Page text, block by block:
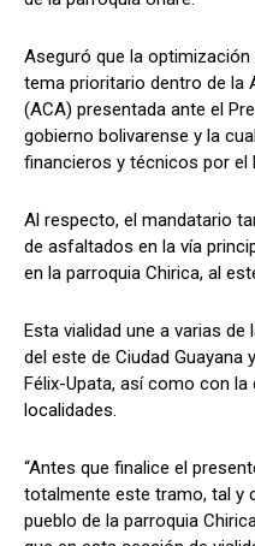
Aseguró que la
tema prioritario dentro de la
(ACA) presentada ante el
gobierno bolivarense y la
financieros y técnicos por el
Al respecto, el mandatario
de asfaltados en la vía
en la parroquia Chirica, al
Esta vialidad une a varias
del este de Ciudad Guayana
Félix-Upata, así como con
localidades.
“Antes que finalice el
totalmente este tramo, tal y
pueblo de la parroquia